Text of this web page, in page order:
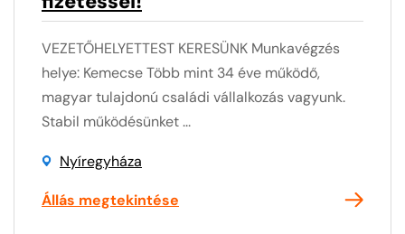
VEZETŐHELYETTEST KERESÜNK Munkavégzés
helye: Kemecse Több mint 34 éve működő,
magyar tulajdonú családi vállalkozás vagyunk.
Stabil működésünket ...
Nyíregyháza
Állás megtekintése